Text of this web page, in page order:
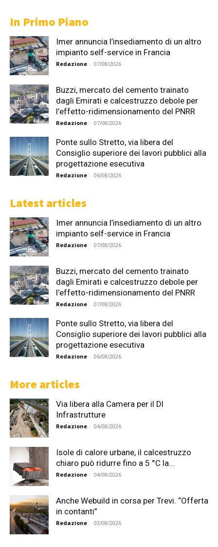
In Primo Piano
Imer annuncia l’insediamento di un altro
impianto self-service in Francia
Redazione - 07/08/2026
Buzzi, mercato del cemento trainato
dagli Emirati e calcestruzzo debole per
l’effetto-ridimensionamento del PNRR
Redazione - 07/08/2026
Ponte sullo Stretto, via libera del
Consiglio superiore dei lavori pubblici alla
progettazione esecutiva
Redazione - 06/08/2026
Latest articles
Imer annuncia l’insediamento di un altro
impianto self-service in Francia
Redazione - 07/08/2026
Buzzi, mercato del cemento trainato
dagli Emirati e calcestruzzo debole per
l’effetto-ridimensionamento del PNRR
Redazione - 07/08/2026
Ponte sullo Stretto, via libera del
Consiglio superiore dei lavori pubblici alla
progettazione esecutiva
Redazione - 06/08/2026
More articles
Via libera alla Camera per il Dl
Infrastrutture
Redazione - 04/08/2026
Isole di calore urbane, il calcestruzzo
chiaro può ridurre fino a 5 °C la...
Redazione - 04/08/2026
Anche Webuild in corsa per Trevi. “Offerta
in contanti”
Redazione - 03/08/2026